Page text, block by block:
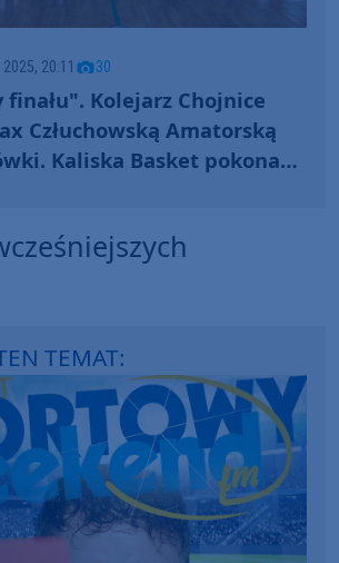
20:11 30
finału". Kolejarz Chojnice
Człuchowską Amatorską
Kaliska Basket pokonana
TEMAT: